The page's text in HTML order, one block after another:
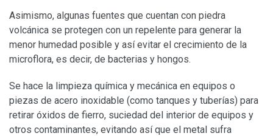
Asimismo, algunas fuentes que cuentan con piedra
volcánica se protegen con un repelente para generar la
menor humedad posible y así evitar el crecimiento de la
microflora, es decir, de bacterias y hongos.
Se hace la limpieza química y mecánica en equipos o
piezas de acero inoxidable (como tanques y tuberías) para
retirar óxidos de fierro, suciedad del interior de equipos y
otros contaminantes, evitando así que el metal sufra